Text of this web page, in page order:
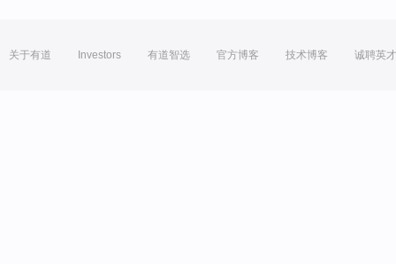
关于有道 Investors 有道智选 官方博客 技术博客 诚聘英才